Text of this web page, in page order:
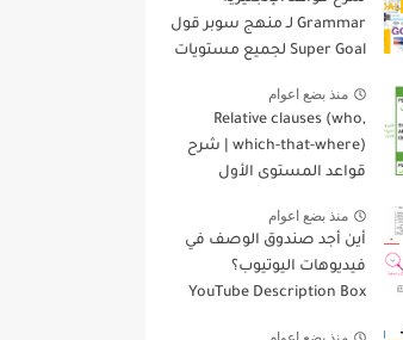
Grammar لـ منهج سوبر قول
Super Goal لجميع مستويات
منذ بضع اعوام
Relative clauses (who,
which-that-where) | شرح
قواعد المستوى الأول
منذ بضع اعوام
أين أجد صندوق الوصف في
فيديوهات اليوتيوب؟
YouTube Description Box